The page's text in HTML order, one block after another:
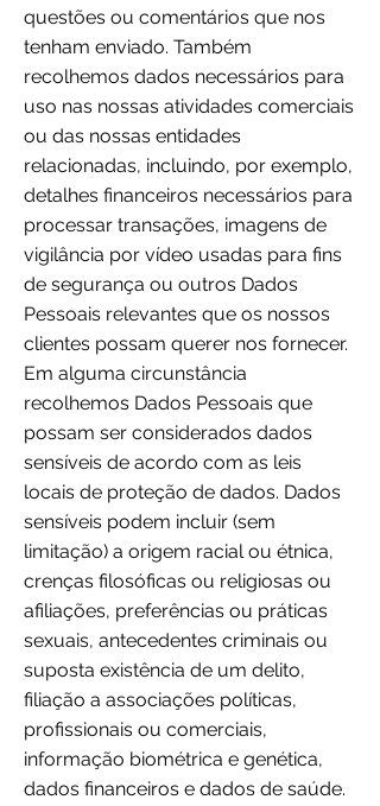
questões ou comentários que nos
tenham enviado. Também
recolhemos dados necessários para
uso nas nossas atividades comerciais
ou das nossas entidades
relacionadas, incluindo, por exemplo,
detalhes financeiros necessários para
processar transações, imagens de
vigilância por vídeo usadas para fins
de segurança ou outros Dados
Pessoais relevantes que os nossos
clientes possam querer nos fornecer.
Em alguma circunstância
recolhemos Dados Pessoais que
possam ser considerados dados
sensíveis de acordo com as leis
locais de proteção de dados. Dados
sensíveis podem incluir (sem
limitação) a origem racial ou étnica,
crenças filosóficas ou religiosas ou
afiliações, preferências ou práticas
sexuais, antecedentes criminais ou
suposta existência de um delito,
filiação a associações políticas,
profissionais ou comerciais,
informação biométrica e genética,
dados financeiros e dados de saúde.